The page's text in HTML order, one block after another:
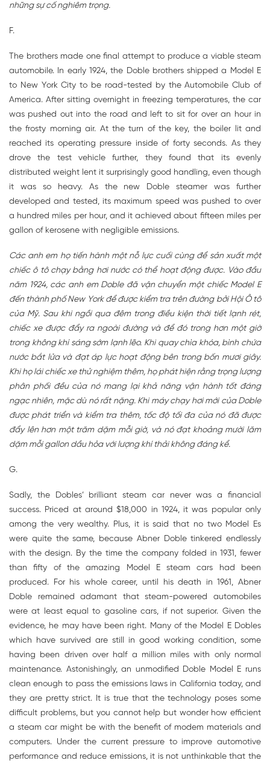
những sự cố nghiêm trọng.
F.
The brothers made one final attempt to produce a viable steam
automobile. In early 1924, the Doble brothers shipped a Model E
to New York City to be road-tested by the Automobile Club of
America. After sitting overnight in freezing temperatures, the car
was pushed out into the road and left to sit for over an hour in
the frosty morning air. At the turn of the key, the boiler lit and
reached its operating pressure inside of forty seconds. As they
drove the test vehicle further, they found that its evenly
distributed weight lent it surprisingly good handling, even though
it was so heavy. As the new Doble steamer was further
developed and tested, its maximum speed was pushed to over
a hundred miles per hour, and it achieved about fifteen miles per
gallon of kerosene with negligible emissions.
Các anh em họ tiến hành một nỗ lực cuối cùng để sản xuất một
chiếc ô tô chạy bằng hơi nước có thể hoạt động được. Vào đầu
năm 1924, các anh em Doble đã vận chuyển một chiếc Model E
đến thành phố New York để được kiểm tra trên đường bởi Hội Ô tô
của Mỹ. Sau khi ngồi qua đêm trong điều kiện thời tiết lạnh rét,
chiếc xe được đẩy ra ngoài đường và để đó trong hơn một giờ
trong không khí sáng sớm lạnh lẽo. Khi quay chìa khóa, bình chứa
nước bắt lửa và đạt áp lực hoạt động bên trong bốn mươi giây.
Khi họ lái chiếc xe thử nghiệm thêm, họ phát hiện rằng trọng lượng
phân phối đều của nó mang lại khả năng vận hành tốt đáng
ngạc nhiên, mặc dù nó rất nặng. Khi máy chạy hơi mới của Doble
được phát triển và kiểm tra thêm, tốc độ tối đa của nó đã được
đẩy lên hơn một trăm dặm mỗi giờ, và nó đạt khoảng mười lăm
dặm mỗi gallon dầu hỏa với lượng khí thải không đáng kể.
G.
Sadly, the Dobles’ brilliant steam car never was a financial
success. Priced at around $18,000 in 1924, it was popular only
among the very wealthy. Plus, it is said that no two Model Es
were quite the same, because Abner Doble tinkered endlessly
with the design. By the time the company folded in 1931, fewer
than fifty of the amazing Model E steam cars had been
produced. For his whole career, until his death in 1961, Abner
Doble remained adamant that steam-powered automobiles
were at least equal to gasoline cars, if not superior. Given the
evidence, he may have been right. Many of the Model E Dobles
which have survived are still in good working condition, some
having been driven over half a million miles with only normal
maintenance. Astonishingly, an unmodified Doble Model E runs
clean enough to pass the emissions laws in California today, and
they are pretty strict. It is true that the technology poses some
difficult problems, but you cannot help but wonder how efficient
a steam car might be with the benefit of modem materials and
computers. Under the current pressure to improve automotive
performance and reduce emissions, it is not unthinkable that the